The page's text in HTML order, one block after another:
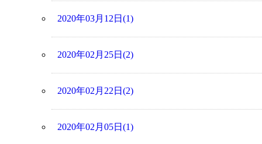
2020年03月12日(1)
2020年02月25日(2)
2020年02月22日(2)
2020年02月05日(1)